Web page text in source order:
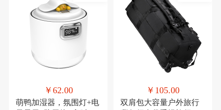
￥62.00
萌鸭加湿器，氛围灯+电
￥105.00
双肩包大容量户外旅行